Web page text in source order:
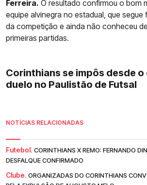
Ferreira. O resultado confirmou o bom
equipe alvinegra no estadual, que segue
da competição e ainda não conheceu
primeiras partidas.
Corinthians se impôs desde
duelo no Paulistão de Futsal
NOTÍCIAS RELACIONADAS
Futebol. CORINTHIANS X REMO: FERNANDO
DESFALQUE CONFIRMADO
Clube. ORGANIZADAS DO CORINTHIANS